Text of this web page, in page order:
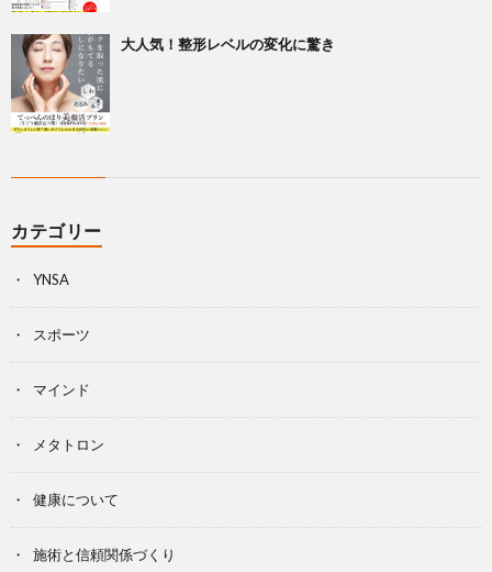
大人気！整形レベルの変化に驚き
カテゴリー
YNSA
スポーツ
マインド
メタトロン
健康について
施術と信頼関係づくり